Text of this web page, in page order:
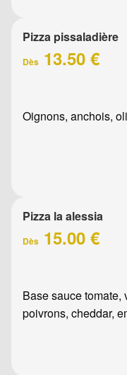
Pizza pissaladière
Dès 13.50 €
Oignons, anchois,
Pizza la alessia
Dès 15.00 €
Base sauce
poivrons, cheddar,